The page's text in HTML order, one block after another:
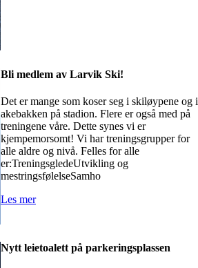
Bli medlem av Larvik Ski!
Det er mange som koser seg i skiløypene og i
akebakken på stadion. Flere er også med på
treningene våre. Dette synes vi er
kjempemorsomt! Vi har treningsgrupper for
alle aldre og nivå. Felles for alle
er:TreningsgledeUtvikling og
mestringsfølelseSamho
Les mer
Nytt leietoalett på parkeringsplassen